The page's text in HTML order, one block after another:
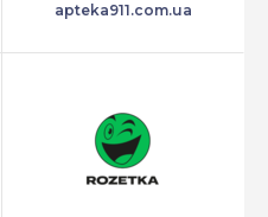
apteka911.com.ua